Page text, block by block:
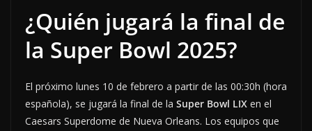
¿Quién jugará la final de
la Super Bowl 2025?
El próximo lunes 10 de febrero a partir de las 00:30h (hora
española), se jugará la final de la Super Bowl LIX en el
Caesars Superdome de Nueva Orleans. Los equipos que